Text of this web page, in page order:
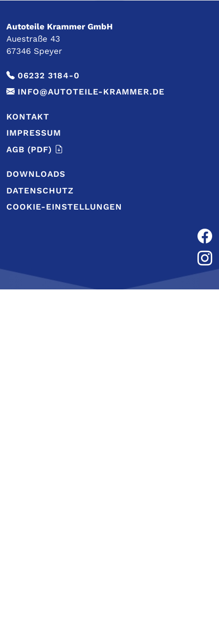
Autoteile Krammer GmbH
Auestraße 43
67346 Speyer
06232 3184-0
INFO@AUTOTEILE-KRAMMER.DE
KONTAKT
IMPRESSUM
AGB (PDF)
DOWNLOADS
DATENSCHUTZ
COOKIE-EINSTELLUNGEN